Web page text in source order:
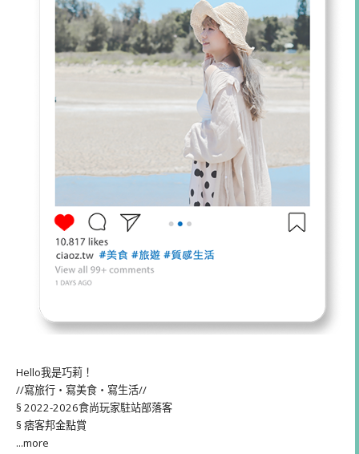
Hello我是巧莉！
//寫旅行・寫美食・寫生活//
§ 2022-2026食尚玩家駐站部落客
§ 痞客邦金點賞
...more